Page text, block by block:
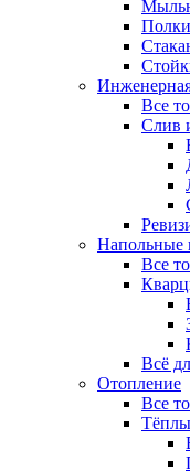
Полки
Все
Слив
Напольные
Все
Всё
Отопление
Все